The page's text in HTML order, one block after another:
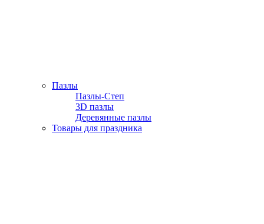
Пазлы
Пазлы-Степ
3D пазлы
Деревянные пазлы
Товары для праздника